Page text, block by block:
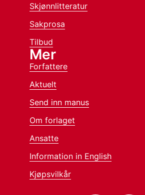
Skjønnlitteratur
Sakprosa
Tilbud
Mer
Forfattere
Aktuelt
Send inn manus
Om forlaget
Ansatte
Information in English
Kjøpsvilkår